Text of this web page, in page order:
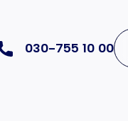
030-755 10 00